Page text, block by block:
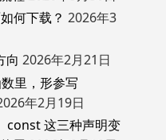
何下载？ 2026年3
向 2026年2月21日
里，形参写
年2月19日
const 这三种声明变